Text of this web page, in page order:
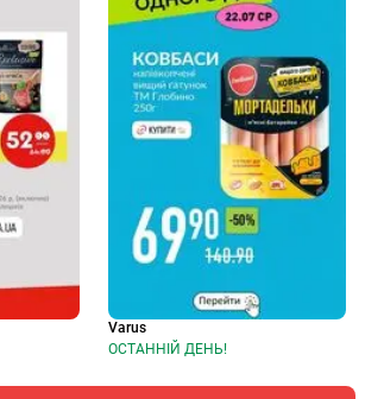
Varus
ОСТАННІЙ ДЕНЬ!